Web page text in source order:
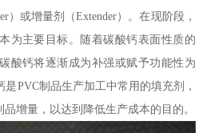
）或增量剂（Extender）。在现阶段，
为主要目标。随着碳酸钙表面性质的
酸钙将逐渐成为补强或赋予功能性为
PVC制品生产加工中常用的填充剂，
增量，以达到降低生产成本的目的。